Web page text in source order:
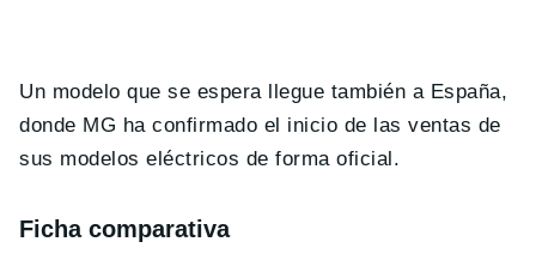
Un modelo que se espera llegue también a España,
donde MG ha confirmado el inicio de las ventas de
sus modelos eléctricos de forma oficial.
Ficha comparativa